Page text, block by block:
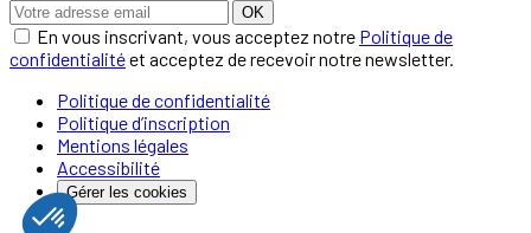
OK
En vous inscrivant, vous acceptez notre Politique de
confidentialitéet acceptez de recevoir notre newsletter.
Politique de confidentialité
Politique d’inscription
Mentions légales
Accessibilité
Gérer les cookies